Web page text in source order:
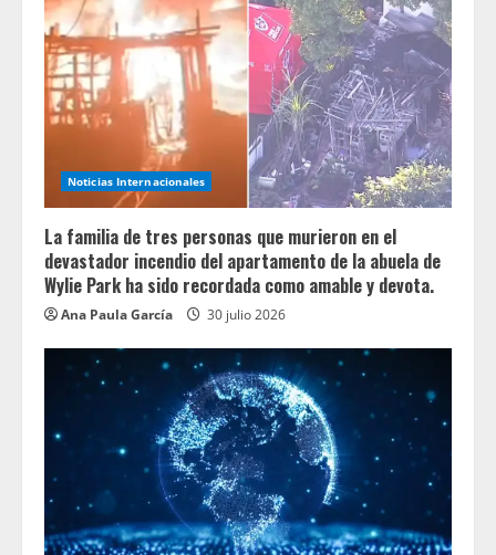
Noticias Internacionales
La familia de tres personas que murieron en el
devastador incendio del apartamento de la abuela de
Wylie Park ha sido recordada como amable y devota.
Ana Paula García 30 julio 2026